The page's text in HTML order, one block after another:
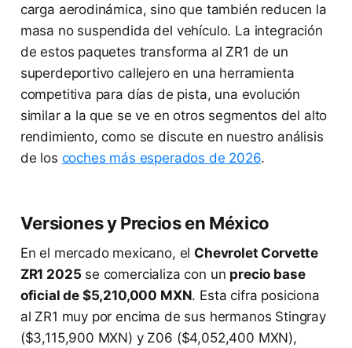
carga aerodinámica, sino que también reducen la
masa no suspendida del vehículo. La integración
de estos paquetes transforma al ZR1 de un
superdeportivo callejero en una herramienta
competitiva para días de pista, una evolución
similar a la que se ve en otros segmentos del alto
rendimiento, como se discute en nuestro análisis
de los coches más esperados de 2026.
Versiones y Precios en México
En el mercado mexicano, el Chevrolet Corvette
ZR1 2025 se comercializa con un precio base
oficial de $5,210,000 MXN. Esta cifra posiciona
al ZR1 muy por encima de sus hermanos Stingray
($3,115,900 MXN) y Z06 ($4,052,400 MXN),